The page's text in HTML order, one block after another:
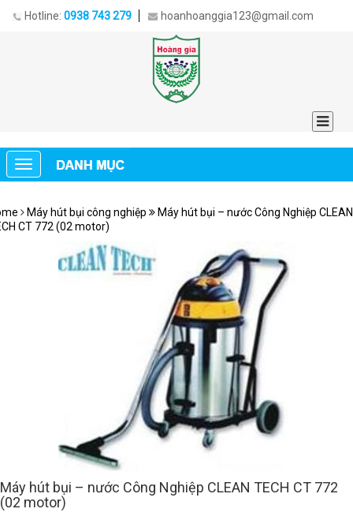
Hotline: 0938 743 279 hoanhoanggia123@gmail.com
Máy hút bụi công nghiệp
Máy hút bụi – nước Công Nghiệp CLEAN
CT 772 (02 motor)
Máy hút bụi – nước Công Nghiệp CLEAN TECH CT 772
(02 motor)